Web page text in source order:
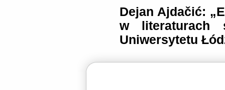
Dejan Ajdačić:
w literaturach
Uniwersytetu